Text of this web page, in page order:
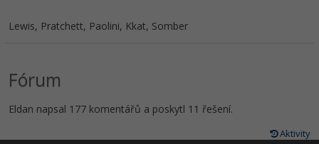
Lewis, Pratchett, Paolini, Kkat, Somber
Fórum
Eldan napsal 177 komentářů a poskytl 11 řešení.
Aktivity